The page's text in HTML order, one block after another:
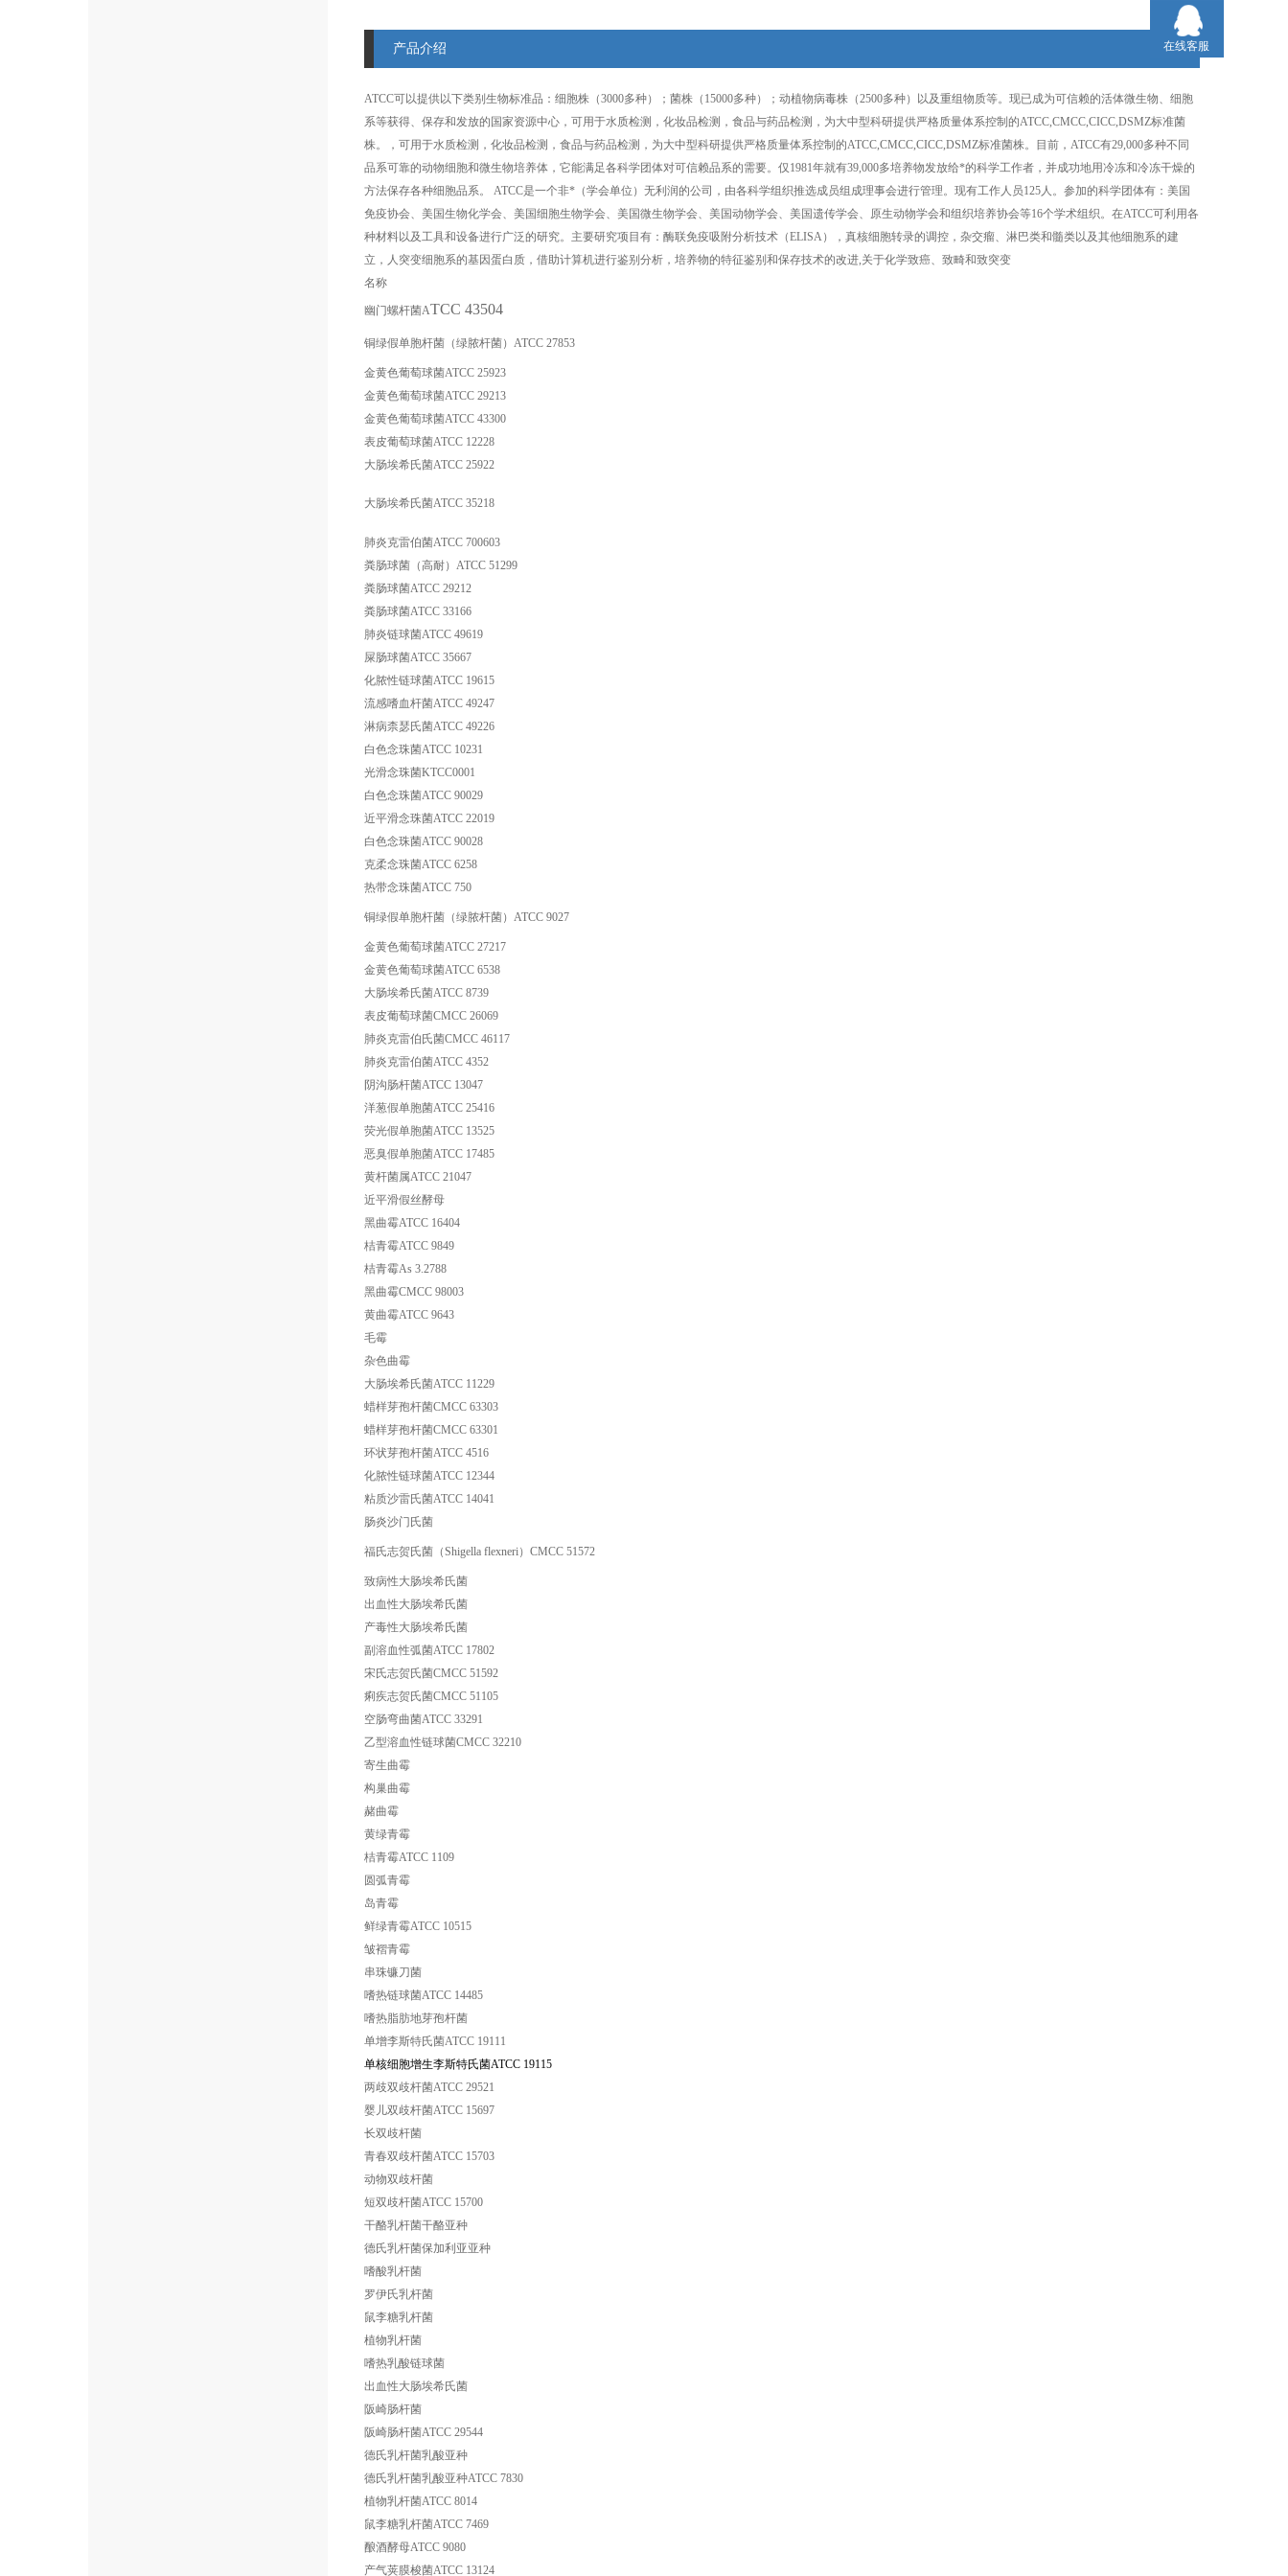
产品介绍
ATCC可以提供以下类别生物标准品：细胞株（3000多种）；菌株（15000多种）；动植物病毒株（2500多种）以及重组物质等。现已成为可信赖的活体微生物、细胞
系等获得、保存和发放的国家资源中心，可用于水质检测，化妆品检测，食品与药品检测，为大中型科研提供严格质量体系控制的ATCC,CMCC,CICC,DSMZ标准菌
株。，可用于水质检测，化妆品检测，食品与药品检测，为大中型科研提供严格质量体系控制的ATCC,CMCC,CICC,DSMZ标准菌株。目前，ATCC有29,000多种不同
品系可靠的动物细胞和微生物培养体，它能满足各科学团体对可信赖品系的需要。仅1981年就有39,000多培养物发放给*的科学工作者，并成功地用冷冻和冷冻干燥的
方法保存各种细胞品系。 ATCC是一个非*（学会单位）无利润的公司，由各科学组织推选成员组成理事会进行管理。现有工作人员125人。参加的科学团体有：美国
免疫协会、美国生物化学会、美国细胞生物学会、美国微生物学会、美国动物学会、美国遗传学会、原生动物学会和组织培养协会等16个学术组织。在ATCC可利用各
种材料以及工具和设备进行广泛的研究。主要研究项目有：酶联免疫吸附分析技术（ELISA），真核细胞转录的调控，杂交瘤、淋巴类和髓类以及其他细胞系的建
立，人突变细胞系的基因蛋白质，借助计算机进行鉴别分析，培养物的特征鉴别和保存技术的改进,关于化学致癌、致畸和致突变
名称
幽门螺杆菌ATCC 43504
铜绿假单胞杆菌（绿脓杆菌）ATCC 27853
金黄色葡萄球菌ATCC 25923
金黄色葡萄球菌ATCC 29213
金黄色葡萄球菌ATCC 43300
表皮葡萄球菌ATCC 12228
大肠埃希氏菌ATCC 25922
大肠埃希氏菌ATCC 35218
肺炎克雷伯菌ATCC 700603
粪肠球菌（高耐）ATCC 51299
粪肠球菌ATCC 29212
粪肠球菌ATCC 33166
肺炎链球菌ATCC 49619
屎肠球菌ATCC 35667
化脓性链球菌ATCC 19615
流感嗜血杆菌ATCC 49247
淋病柰瑟氏菌ATCC 49226
白色念珠菌ATCC 10231
光滑念珠菌KTCC0001
白色念珠菌ATCC 90029
近平滑念珠菌ATCC 22019
白色念珠菌ATCC 90028
克柔念珠菌ATCC 6258
热带念珠菌ATCC 750
铜绿假单胞杆菌（绿脓杆菌）ATCC 9027
金黄色葡萄球菌ATCC 27217
金黄色葡萄球菌ATCC 6538
大肠埃希氏菌ATCC 8739
表皮葡萄球菌CMCC 26069
肺炎克雷伯氏菌CMCC 46117
肺炎克雷伯菌ATCC 4352
阴沟肠杆菌ATCC 13047
洋葱假单胞菌ATCC 25416
荧光假单胞菌ATCC 13525
恶臭假单胞菌ATCC 17485
黄杆菌属ATCC 21047
近平滑假丝酵母
黑曲霉ATCC 16404
桔青霉ATCC 9849
桔青霉As 3.2788
黑曲霉CMCC 98003
黄曲霉ATCC 9643
毛霉
杂色曲霉
大肠埃希氏菌ATCC 11229
蜡样芽孢杆菌CMCC 63303
蜡样芽孢杆菌CMCC 63301
环状芽孢杆菌ATCC 4516
化脓性链球菌ATCC 12344
粘质沙雷氏菌ATCC 14041
肠炎沙门氏菌
福氏志贺氏菌（Shigella flexneri）CMCC 51572
致病性大肠埃希氏菌
出血性大肠埃希氏菌
产毒性大肠埃希氏菌
副溶血性弧菌ATCC 17802
宋氏志贺氏菌CMCC 51592
痢疾志贺氏菌CMCC 51105
空肠弯曲菌ATCC 33291
乙型溶血性链球菌CMCC 32210
寄生曲霉
构巢曲霉
赭曲霉
黄绿青霉
桔青霉ATCC 1109
圆弧青霉
岛青霉
鲜绿青霉ATCC 10515
皱褶青霉
串珠镰刀菌
嗜热链球菌ATCC 14485
嗜热脂肪地芽孢杆菌
单增李斯特氏菌ATCC 19111
单核细胞增生李斯特氏菌ATCC 19115
两歧双歧杆菌ATCC 29521
婴儿双歧杆菌ATCC 15697
长双歧杆菌
青春双歧杆菌ATCC 15703
动物双歧杆菌
短双歧杆菌ATCC 15700
干酪乳杆菌干酪亚种
德氏乳杆菌保加利亚亚种
嗜酸乳杆菌
罗伊氏乳杆菌
鼠李糖乳杆菌
植物乳杆菌
嗜热乳酸链球菌
出血性大肠埃希氏菌
阪崎肠杆菌
阪崎肠杆菌ATCC 29544
德氏乳杆菌乳酸亚种
德氏乳杆菌乳酸亚种ATCC 7830
植物乳杆菌ATCC 8014
鼠李糖乳杆菌ATCC 7469
酿酒酵母ATCC 9080
产气荚膜梭菌ATCC 13124
在线客服